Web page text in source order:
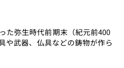
た弥生時代前期末（紀元前400
や武器、仏具などの鋳物が作ら